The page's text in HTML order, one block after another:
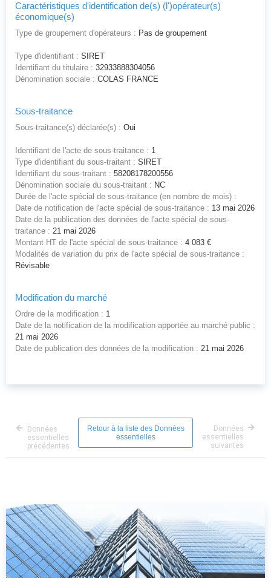
Caractéristiques d'identification de(s) (l')opérateur(s)
économique(s)
Type de groupement d'opérateurs : Pas de groupement
Type d'identifiant : SIRET
Identifiant du titulaire : 32933888304056
Dénomination sociale : COLAS FRANCE
Sous-traitance
Sous-traitance(s) déclarée(s) : Oui
Identifiant de l'acte de sous-traitance : 1
Type d'identifiant du sous-traitant : SIRET
Identifiant du sous-traitant : 58208178200556
Dénomination sociale du sous-traitant : NC
Durée de l'acte spécial de sous-traitance (en nombre de mois) :
Date de notification de l'acte spécial de sous-traitance : 13 mai 2026
Date de la publication des données de l'acte spécial de sous-
traitance : 21 mai 2026
Montant HT de l'acte spécial de sous-traitance : 4 083 €
Modalités de variation du prix de l'acte spécial de sous-traitance :
Révisable
Modification du marché
Ordre de la modification : 1
Date de la notification de la modification apportée au marché public :
21 mai 2026
Date de publication des données de la modification : 21 mai 2026
Données
essentielles
précédentes
Retour à la liste des Données
essentielles
Données
essentielles
suivantes